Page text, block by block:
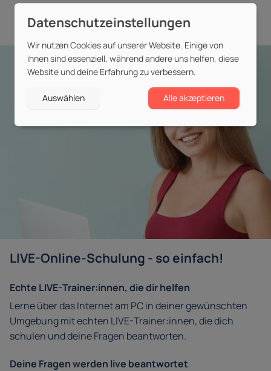
LIVE-Online-Schulung - so einfach!
Echte LIVE-Trainer:innen, die dir helfen
Lerne über das Internet am PC in deiner gewünschten
Umgebung mit echten LIVE-Trainer:innen, die dich
schulen und deine Fragen beantworten.
Deine Fragen werden live beantwortet
Wir nutzen Cookies auf unserer Website. Einige von
ihnen sind essenziell, während andere uns helfen, diese
Website und deine Erfahrung zu verbessern.
Auswählen Alle akzeptieren